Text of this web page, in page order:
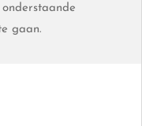
gaan.